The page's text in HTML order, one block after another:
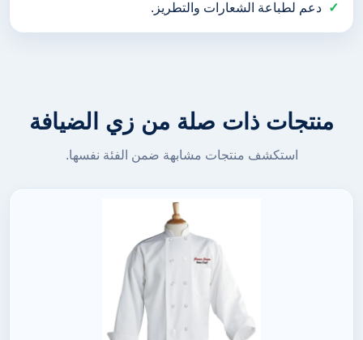
دعم لطباعة الشعارات والتطريز.
منتجات ذات صلة من زي الضيافة
استكشف منتجات مشابهة ضمن الفئة نفسها.